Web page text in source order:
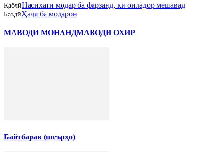
ҚаблӣНасихати модар ба фарзанд, ки оиладор мешавад
БаъдӣҲадя ба модарон
МАВОДИ МОНАНДМАВОДИ ОХИР
Байтбарак (шеърҳо)